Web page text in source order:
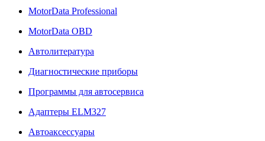
MotorData Professional
MotorData OBD
Автолитература
Диагностические приборы
Программы для автосервиса
Адаптеры ELM327
Автоаксессуары